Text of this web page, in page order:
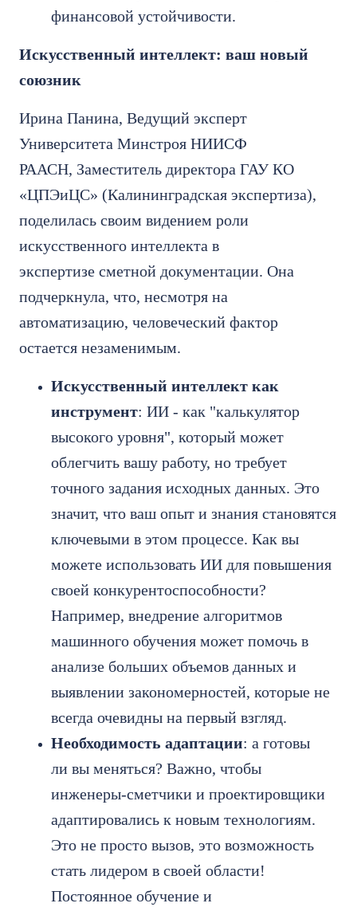
финансовой устойчивости.
Искусственный интеллект: ваш новый
союзник
Ирина Панина, Ведущий эксперт
Университета Минстроя НИИСФ
РААСН, Заместитель директора ГАУ КО
«ЦПЭиЦС» (Калининградская экспертиза),
поделилась своим видением роли
искусственного интеллекта в
экспертизе сметной документации. Она
подчеркнула, что, несмотря на
автоматизацию, человеческий фактор
остается незаменимым.
Искусственный интеллект как
инструмент: ИИ - как "калькулятор
высокого уровня", который может
облегчить вашу работу, но требует
точного задания исходных данных. Это
значит, что ваш опыт и знания становятся
ключевыми в этом процессе. Как вы
можете использовать ИИ для повышения
своей конкурентоспособности?
Например, внедрение алгоритмов
машинного обучения может помочь в
анализе больших объемов данных и
выявлении закономерностей, которые не
всегда очевидны на первый взгляд.
Необходимость адаптации: а готовы
ли вы меняться? Важно, чтобы
инженеры-сметчики и проектировщики
адаптировались к новым технологиям.
Это не просто вызов, это возможность
стать лидером в своей области!
Постоянное обучение и